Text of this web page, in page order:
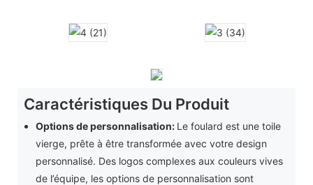
Caractéristiques Du Produit
Options de personnalisation: Le foulard est une toile
vierge, prête à être transformée avec votre design
personnalisé. Des logos complexes aux couleurs vives
de l’équipe, les options de personnalisation sont